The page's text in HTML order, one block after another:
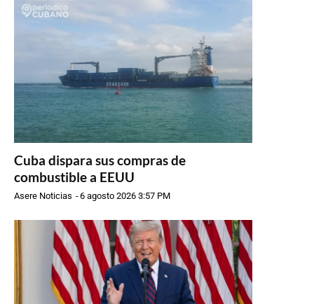
Cuba dispara sus compras de
combustible a EEUU
Asere Noticias -6 agosto 2026 3:57 PM